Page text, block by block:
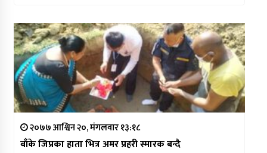
२०७७ आश्विन २०, मंगलवार १३:१८
बाँके जिप्रका हाता भित्र अमर प्रहरी स्मारक बन्दै